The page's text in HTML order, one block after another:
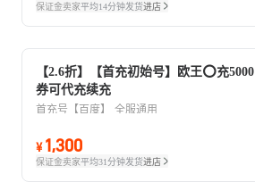
保证金卖家平均14分钟发货进店
【2.6折】【首充初始号】欧王⭕充5000
券可代充续充
首充号【百度】 全服通用
¥ 1,300
保证金卖家平均31分钟发货进店